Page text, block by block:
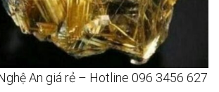
An giá rẻ – Hotline 096 3456 627